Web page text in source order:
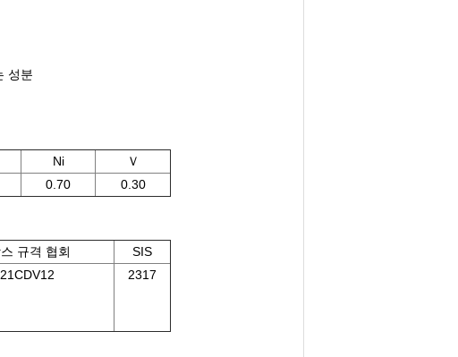
성분
Ni
Ｖ
0.70 0.30
규격 협회
SIS
2317